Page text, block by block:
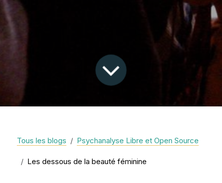
Tous les blogs Psychanalyse Libre et Open Source
Les dessous de la beauté féminine